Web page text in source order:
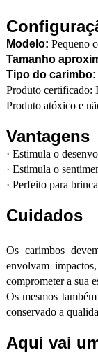
Modelo: Pequeno
Tamanho
Tipo do carimbo:
Produto
Produto atóxico e
Vantagens
· Estimula o
· Estimula o
· Perfeito para
Cuidados
Os carimbos
envolvam
comprometer a sua
Os mesmos
conservado a
Aqui vai